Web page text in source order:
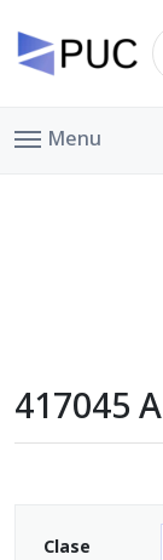
Menu
417045
Clase